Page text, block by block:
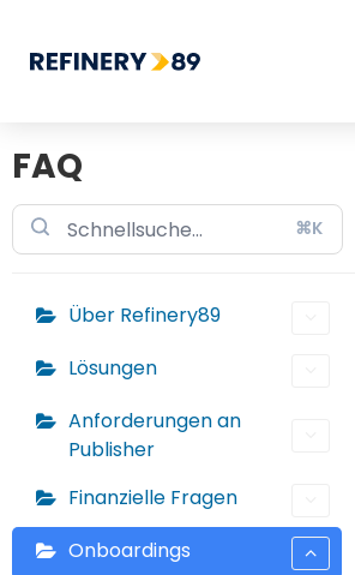
FAQ
⌘K
Über Refinery89
Lösungen
Anforderungen an
Publisher
Finanzielle Fragen
Onboardings